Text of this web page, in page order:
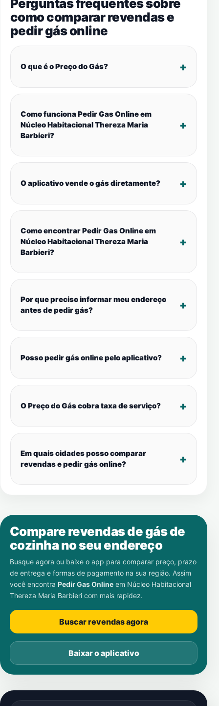
Perguntas frequentes sobre
como comparar revendas e
pedir gás online
O que é o Preço do Gás?
Como funciona Pedir Gas Online em
Núcleo Habitacional Thereza Maria
Barbieri?
O aplicativo vende o gás diretamente?
Como encontrar Pedir Gas Online em
Núcleo Habitacional Thereza Maria
Barbieri?
Por que preciso informar meu endereço
antes de pedir gás?
Posso pedir gás online pelo aplicativo?
O Preço do Gás cobra taxa de serviço?
Em quais cidades posso comparar
revendas e pedir gás online?
Compare revendas de gás de
cozinha no seu endereço
Busque agora ou baixe o app para comparar preço, prazo
de entrega e formas de pagamento na sua região. Assim
você encontra Pedir Gas Online em Núcleo Habitacional
Thereza Maria Barbieri com mais rapidez.
Buscar revendas agora
Baixar o aplicativo